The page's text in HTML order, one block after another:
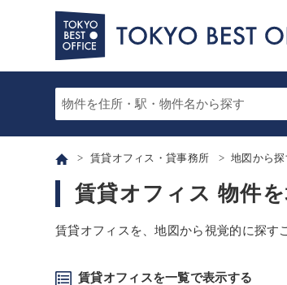
賃貸オフィス・貸事務所 地図から探
賃貸オフィス 物件
賃貸オフィスを、地図から視覚的に探す
賃貸オフィスを一覧で表示する